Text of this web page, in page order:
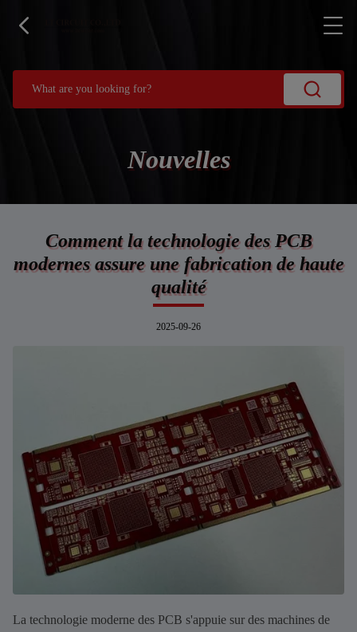
Nouvelles
Comment la technologie des PCB
modernes assure une fabrication de haute
qualité
2025-09-26
La technologie moderne des PCB s'appuie sur des machines de